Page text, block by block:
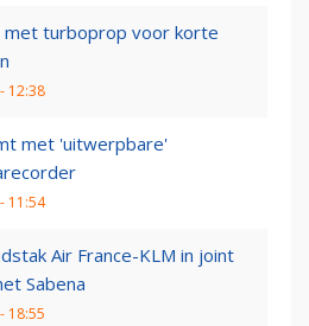
met turboprop voor korte
12:38
met 'uitwerpbare'
11:54
Air France-KLM in joint
Sabena
18:55